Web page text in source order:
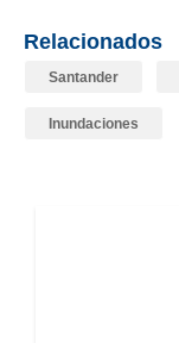
Relacionados
Santander
Inundaciones